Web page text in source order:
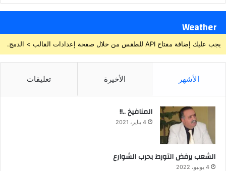
Weather
يجب عليك إضافة مفتاح API للطقس من خلال صفحة إعدادات القالب > الدمج.
الأشهر الأخيرة تعليقات
المنافيخ ..!!
4 يناير، 2021
الشعب يرفض التورط بحرب الشوارع
4 يونيو، 2022